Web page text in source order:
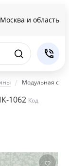
Москва и область
Модульная
1062 Код